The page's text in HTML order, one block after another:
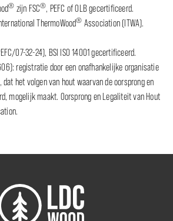
® zijn FSC®, PEFC of OLB gecertificeerd.
ThermoWood® Association (ITWA).
07-32-24), BSI ISO 14001 gecertificeerd.
registratie door een onafhankelijke organisatie
het volgen van hout waarvan de oorsprong en
mogelijk maakt. Oorsprong en Legaliteit van Hout